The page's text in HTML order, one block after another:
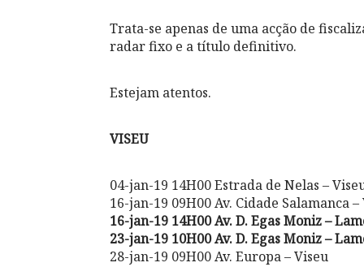
Trata-se apenas de uma acção de
radar fixo e a título definitivo.
Estejam atentos.
VISEU
04-jan-19 14H00 Estrada de Nelas –
16-jan-19 09H00 Av. Cidade Salamanca –
16-jan-19 14H00 Av. D. Egas Moniz –
23-jan-19 10H00 Av. D. Egas Moniz –
28-jan-19 09H00 Av. Europa – Viseu